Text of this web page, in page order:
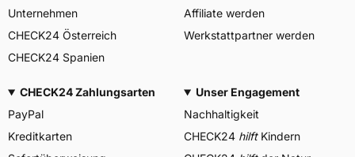
Unternehmen
CHECK24 Österreich
CHECK24 Spanien
Affiliate werden
Werkstattpartner werden
CHECK24 Zahlungsarten
PayPal
Kreditkarten
Unser Engagement
Nachhaltigkeit
CHECK24 hilftKindern